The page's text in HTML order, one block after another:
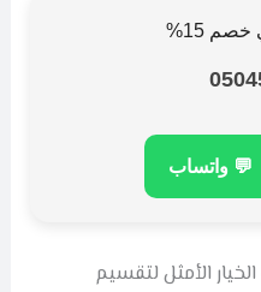
15%
💬 واتساب
الأمثل لتقسيم